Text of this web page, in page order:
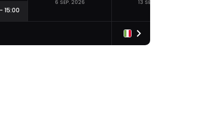
- 15:00
6 SEP. 2026 13 SEP. 2026